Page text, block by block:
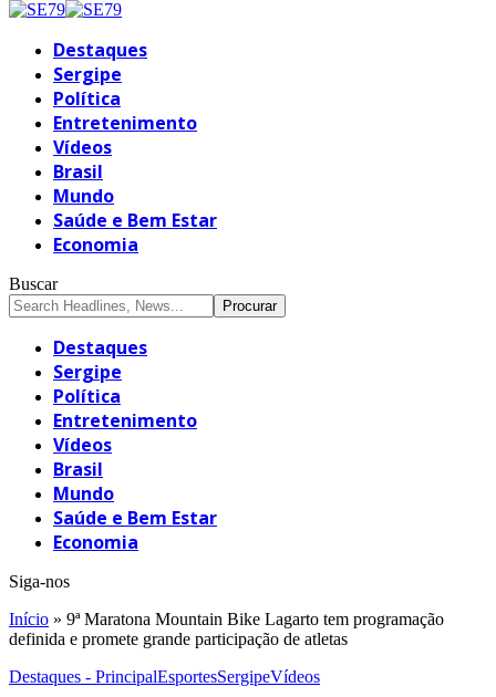
Destaques
Sergipe
Política
Entretenimento
Vídeos
Brasil
Mundo
Saúde e Bem Estar
Economia
Buscar
Destaques
Sergipe
Política
Entretenimento
Vídeos
Brasil
Mundo
Saúde e Bem Estar
Economia
Siga-nos
Início » 9ª Maratona Mountain Bike Lagarto tem programação
definida e promete grande participação de atletas
Destaques - PrincipalEsportesSergipeVídeos